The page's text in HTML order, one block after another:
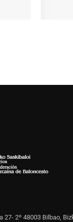
27- 2º 48003 Bilbao,